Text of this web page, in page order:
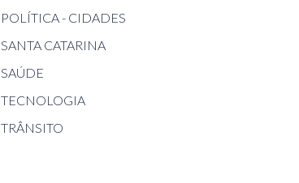
POLÍTICA - CIDADES
SANTA CATARINA
SAÚDE
TECNOLOGIA
TRÂNSITO